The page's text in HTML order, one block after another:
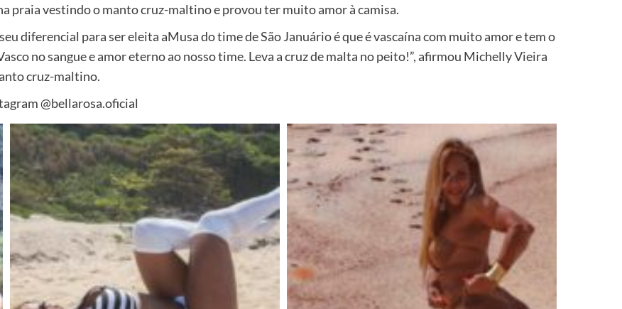
praia vestindo o manto cruz-maltino e provou ter muito amor à camisa.
diferencial para ser eleita aMusa do time de São Januário é que é vascaína com muito amor e tem o
no sangue e amor eterno ao nosso time. Leva a cruz de malta no peito!”, afirmou Michelly Vieira
cruz-maltino.
@bellarosa.oficial